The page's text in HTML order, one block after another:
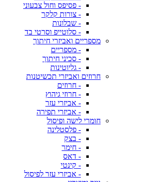
- פסיפס וחול צבעוני
- צורות קלקר
- שבלונות
- סלוטייפ וסרטי בד
מספריים ואביזרי חיתוך
- מספריים
- סכיני חיתוך
- גליוטינות
חרוזים ואביזרי תכשיטנות
- חרוזים
- חרוזי גיהוץ
- אביזרי עזר
- אביזרי תפירה
חומרי לישה ופיסול
- פלסטלינה
- בצק
- חימר
- דאס
- קינטי
- אביזרי עזר לפיסול